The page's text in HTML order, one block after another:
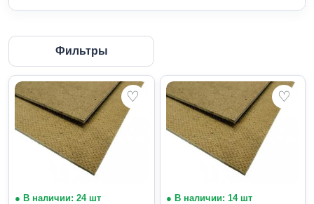
Фильтры
♡
● В наличии: 24 шт
♡
● В наличии: 14 шт